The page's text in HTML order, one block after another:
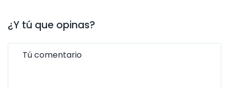
¿Y tú que opinas?